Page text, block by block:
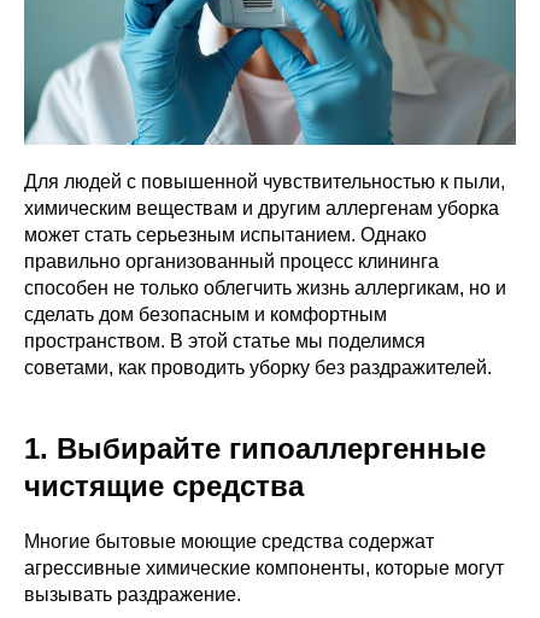
Для людей с повышенной чувствительностью к пыли,
химическим веществам и другим аллергенам уборка
может стать серьезным испытанием. Однако
правильно организованный процесс клининга
способен не только облегчить жизнь аллергикам, но и
сделать дом безопасным и комфортным
пространством. В этой статье мы поделимся
советами, как проводить уборку без раздражителей.
1. Выбирайте гипоаллергенные
чистящие средства
Многие бытовые моющие средства содержат
агрессивные химические компоненты, которые могут
вызывать раздражение.